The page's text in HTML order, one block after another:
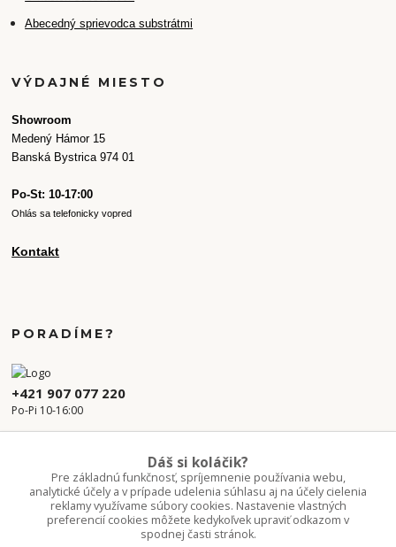
Abecedný sprievodca substrátmi
VÝDAJNÉ MIESTO
Showroom
Medený Hámor 15
Banská Bystrica 974 01
Po-St: 10-17:00
Ohlás sa telefonicky vopred
Kontakt
PORADÍME?
+421 907 077 220
Po-Pi 10-16:00
Dáš si koláčik?
Pre základnú funkčnosť, spríjemnenie používania webu,
analytické účely a v prípade udelenia súhlasu aj na účely cielenia
reklamy využívame súbory cookies. Nastavenie vlastných
preferencií cookies môžete kedykoľvek upraviť odkazom v
spodnej časti stránok.